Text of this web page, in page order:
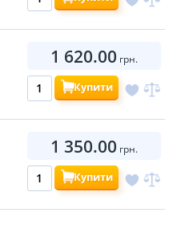
1 620.00 грн.
Купити
1 350.00 грн.
Купити